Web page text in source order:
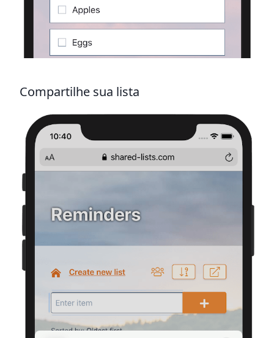
Compartilhe sua lista